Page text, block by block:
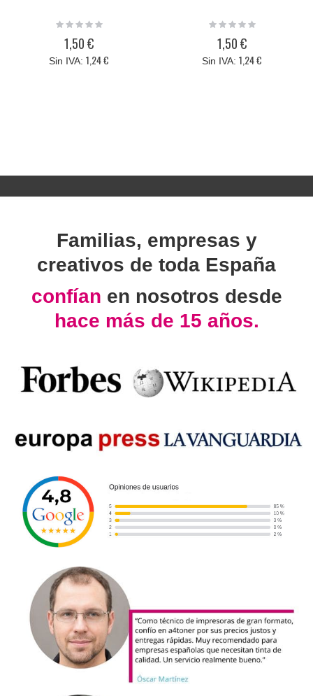
Rating:
1,50 €
1,24 €
Rating:
1,50 €
1,24 €
Familias, empresas y
creativos de toda España
confían en nosotros desde
hace más de 15 años.